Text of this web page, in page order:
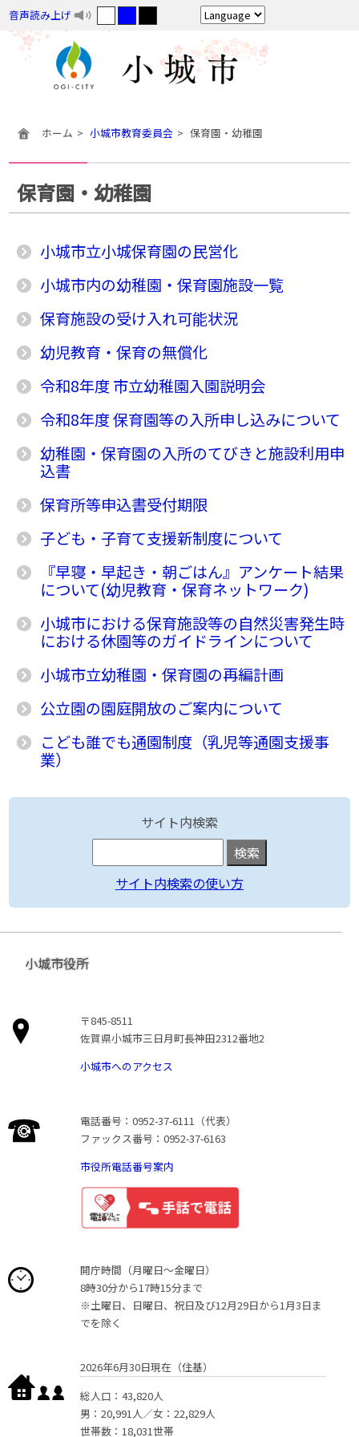
音声読み上げ
ホーム 小城市教育委員会 保育園・幼稚園
保育園・幼稚園
小城市立小城保育園の民営化
小城市内の幼稚園・保育園施設一覧
保育施設の受け入れ可能状況
幼児教育・保育の無償化
令和8年度 市立幼稚園入園説明会
令和8年度 保育園等の入所申し込みについて
幼稚園・保育園の入所のてびきと施設利用申
込書
保育所等申込書受付期限
子ども・子育て支援新制度について
『早寝・早起き・朝ごはん』アンケート結果
について(幼児教育・保育ネットワーク)
小城市における保育施設等の自然災害発生時
における休園等のガイドラインについて
小城市立幼稚園・保育園の再編計画
公立園の園庭開放のご案内について
こども誰でも通園制度（乳児等通園支援事
業）
サイト内検索
サイト内検索の使い方
小城市役所
〒845-8511
佐賀県小城市三日月町長神田2312番地2
小城市へのアクセス
電話番号：0952-37-6111（代表）
ファックス番号：0952-37-6163
市役所電話番号案内
開庁時間（月曜日〜金曜日）
8時30分から17時15分まで
※土曜日、日曜日、祝日及び12月29日から1月3日ま
でを除く
2026年6月30日現在（住基）
総人口：43,820人
男：20,991人／女：22,829人
世帯数：18,031世帯